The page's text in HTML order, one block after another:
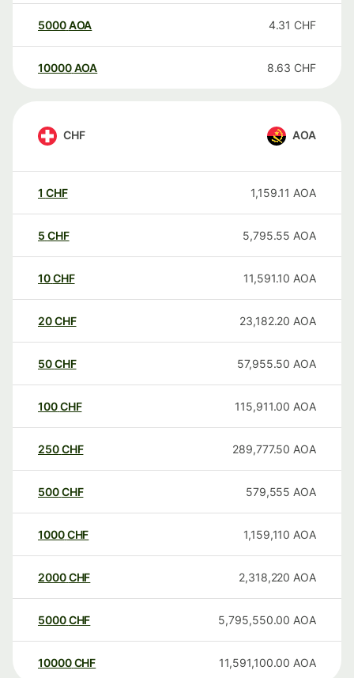
5000AOA 4.31 CHF
10000 AOA 8.63 CHF
CHF AOA
1 CHF 1,159.11 AOA
5 CHF 5,795.55 AOA
10CHF 11,591.10 AOA
20CHF 23,182.20 AOA
50CHF 57,955.50 AOA
100CHF 115,911.00 AOA
250CHF 289,777.50 AOA
500CHF 579,555 AOA
1000CHF 1,159,110 AOA
2000CHF 2,318,220 AOA
5000CHF 5,795,550.00 AOA
10000 CHF 11,591,100.00 AOA